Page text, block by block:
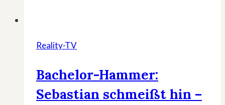
Reality-TV
Bachelor-Hammer:
Sebastian schmeißt hin –